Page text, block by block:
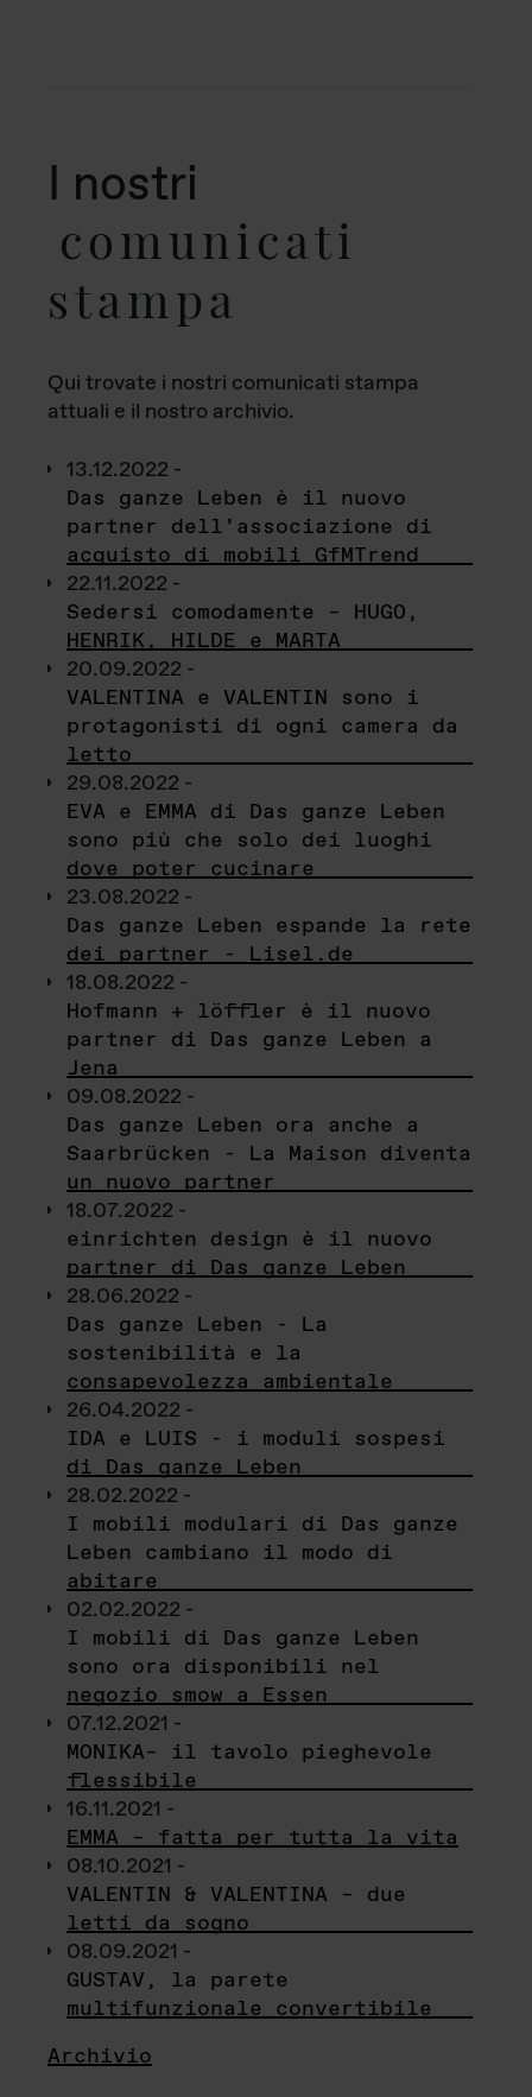
I nostri
comunicati
stampa
Qui trovate i nostri comunicati stampa
attuali e il nostro archivio.
13.12.2022 -
Das ganze Leben è il nuovo
partner dell’associazione di
acquisto di mobili GfMTrend
22.11.2022 -
Sedersi comodamente – HUGO,
HENRIK, HILDE e MARTA
20.09.2022 -
VALENTINA e VALENTIN sono i
protagonisti di ogni camera da
letto
29.08.2022 -
EVA e EMMA di Das ganze Leben
sono più che solo dei luoghi
dove poter cucinare
23.08.2022 -
Das ganze Leben espande la rete
dei partner - Lisel.de
18.08.2022 -
Hofmann + löffler è il nuovo
partner di Das ganze Leben a
Jena
09.08.2022 -
Das ganze Leben ora anche a
Saarbrücken - La Maison diventa
un nuovo partner
18.07.2022 -
einrichten design è il nuovo
partner di Das ganze Leben
28.06.2022 -
Das ganze Leben - La
sostenibilità e la
consapevolezza ambientale
26.04.2022 -
IDA e LUIS - i moduli sospesi
di Das ganze Leben
28.02.2022 -
I mobili modulari di Das ganze
Leben cambiano il modo di
abitare
02.02.2022 -
I mobili di Das ganze Leben
sono ora disponibili nel
negozio smow a Essen
07.12.2021 -
MONIKA– il tavolo pieghevole
flessibile
16.11.2021 -
EMMA – fatta per tutta la vita
08.10.2021 -
VALENTIN & VALENTINA – due
letti da sogno
08.09.2021 -
GUSTAV, la parete
multifunzionale convertibile
Archivio